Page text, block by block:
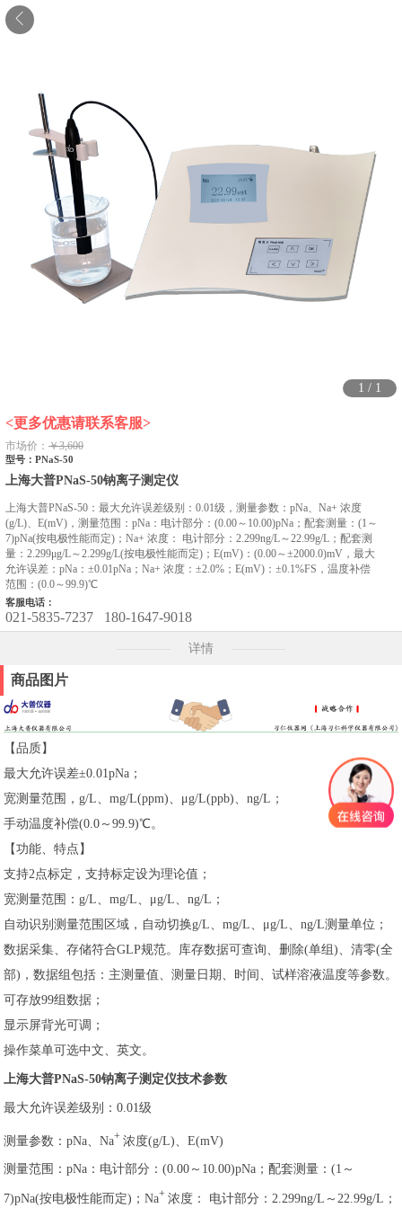
1 / 1
<更多优惠请联系客服>
市场价： ￥3,600
型号：PNaS-50
上海大普PNaS-50钠离子测定仪
上海大普PNaS-50：最大允许误差级别：0.01级，测量参数：pNa、Na+ 浓度
(g/L)、E(mV)，测量范围：pNa：电计部分：(0.00～10.00)pNa；配套测量：(1～
7)pNa(按电极性能而定)；Na+ 浓度： 电计部分：2.299ng/L～22.99g/L；配套测
量：2.299μg/L～2.299g/L(按电极性能而定)；E(mV)：(0.00～±2000.0)mV，最大
允许误差：pNa：±0.01pNa；Na+ 浓度：±2.0%；E(mV)：±0.1%FS，温度补偿
范围：(0.0～99.9)℃
客服电话：
021-5835-7237 180-1647-9018
详情
商品图片
【品质】
最大允许误差±0.01pNa；
宽测量范围，g/L、mg/L(ppm)、μg/L(ppb)、ng/L；
手动温度补偿(0.0～99.9)℃。
【功能、特点】
支持2点标定，支持标定设为理论值；
宽测量范围：g/L、mg/L、μg/L、ng/L；
自动识别测量范围区域，自动切换g/L、mg/L、μg/L、ng/L测量单位；
数据采集、存储符合GLP规范。库存数据可查询、删除(单组)、清零(全
部)，数据组包括：主测量值、测量日期、时间、试样溶液温度等参数。
可存放99组数据；
显示屏背光可调；
操作菜单可选中文、英文。
上海大普PNaS-50钠离子测定仪技术参数
最大允许误差级别：0.01级
测量参数：pNa、Na+ 浓度(g/L)、E(mV)
测量范围：pNa：电计部分：(0.00～10.00)pNa；配套测量：(1～
7)pNa(按电极性能而定)；Na+ 浓度： 电计部分：2.299ng/L～22.99g/L；